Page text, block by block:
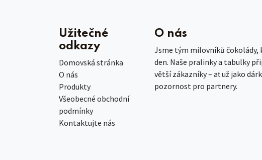
Užitečné
odkazy
Domovská stránka
O nás
Produkty
Všeobecné obchodní
podmínky
Kontaktujte nás
O nás
Jsme tým milovníků čokolády,
den. Naše pralinky a tabulky
větší zákazníky – ať už jako
pozornost pro partnery.